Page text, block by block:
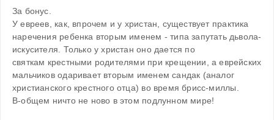
За бонус.
У евреев, как, впрочем и у христан, существует практика
наречения ребенка вторым именем - типа запутать дьвола-
искусителя. Только у христан оно дается по
святкам крестными родителями при крещении, а еврейских
мальчиков одаривает вторым именем сандак (аналог
христианского крестного отца) во время брисс-миллы.
В-общем ничто не ново в этом подлунном мире!